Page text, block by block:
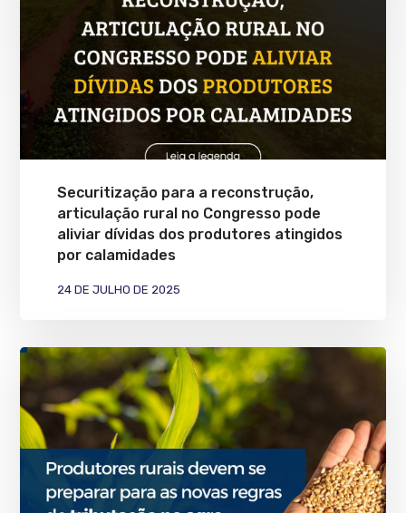
Securitização para a reconstrução,
articulação rural no Congresso pode
aliviar dívidas dos produtores atingidos
por calamidades
24 DE JULHO DE 2025